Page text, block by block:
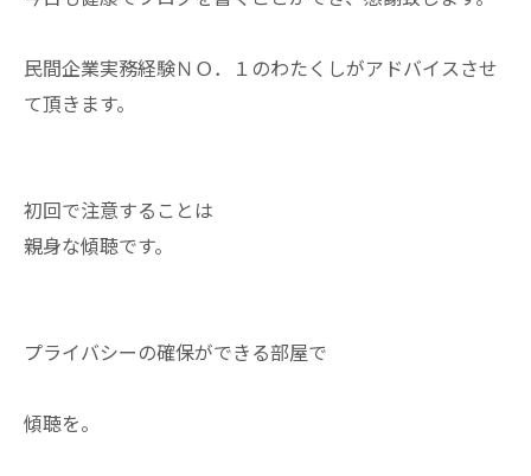
民間企業実務経験ＮＯ．１のわたくしがアドバイスさせ
て頂きます。
初回で注意することは
親身な傾聴です。
プライバシーの確保ができる部屋で
傾聴を。